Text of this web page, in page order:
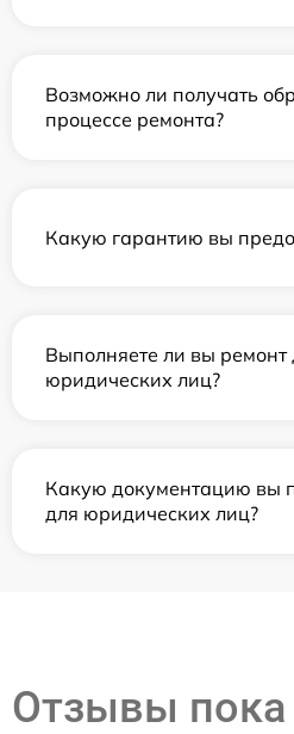
Возможно ли получать
процессе ремонта?
Какую гарантию вы
Выполняете ли вы ремонт
юридических лиц?
Какую документацию вы
для юридических лиц?
Отзывы